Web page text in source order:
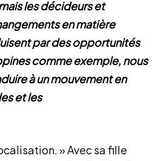
les décideurs et
en matière
par des opportunités
comme exemple, nous
à un mouvement en
et les
» Avec sa fille